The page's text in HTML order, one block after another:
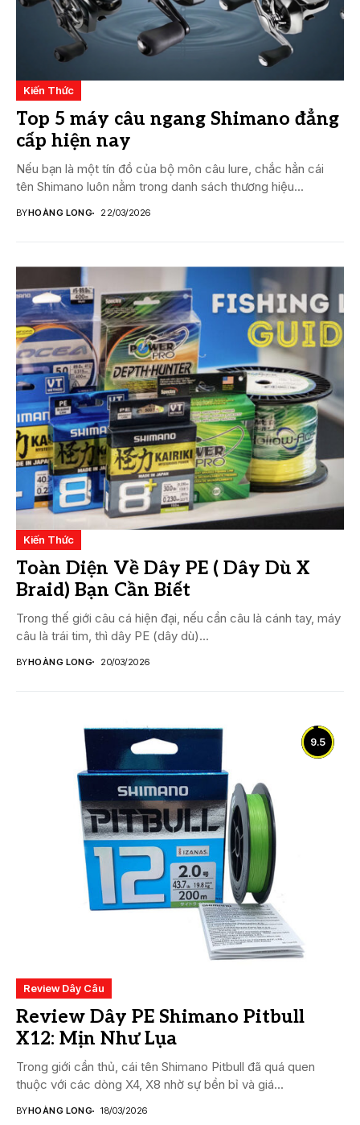
Kiến Thức
Top 5 máy câu ngang Shimano đẳng
cấp hiện nay
Nếu bạn là một tín đồ của bộ môn câu lure, chắc hẳn cái
tên Shimano luôn nằm trong danh sách thương hiệu...
BYHOÀNG LONG 22/03/2026
Kiến Thức
Toàn Diện Về Dây PE ( Dây Dù X
Braid) Bạn Cần Biết
Trong thế giới câu cá hiện đại, nếu cần câu là cánh tay, máy
câu là trái tim, thì dây PE (dây dù)...
BYHOÀNG LONG 20/03/2026
9.5
Review Dây Câu
Review Dây PE Shimano Pitbull
X12: Mịn Như Lụa
Trong giới cần thủ, cái tên Shimano Pitbull đã quá quen
thuộc với các dòng X4, X8 nhờ sự bền bỉ và giá...
BYHOÀNG LONG 18/03/2026